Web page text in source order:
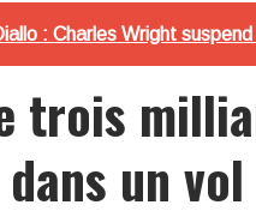
: Charles Wright
trois
un